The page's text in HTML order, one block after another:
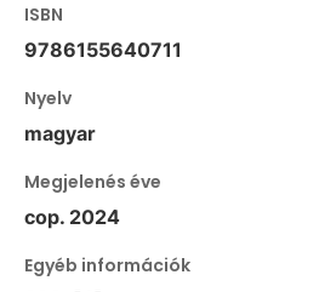
ISBN
9786155640711
Nyelv
magyar
Megjelenés éve
cop. 2024
Egyéb információk